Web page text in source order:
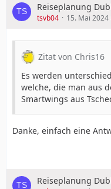
Reiseplanung
tsvb04 15. Mai 2024
Zitat von Chris16
Es werden
welche, die man aus
Smartwings aus
Danke, einfach eine
Reiseplanung